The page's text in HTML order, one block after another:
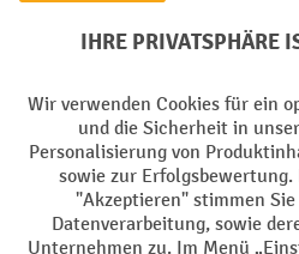
E-Mail
Jetzt